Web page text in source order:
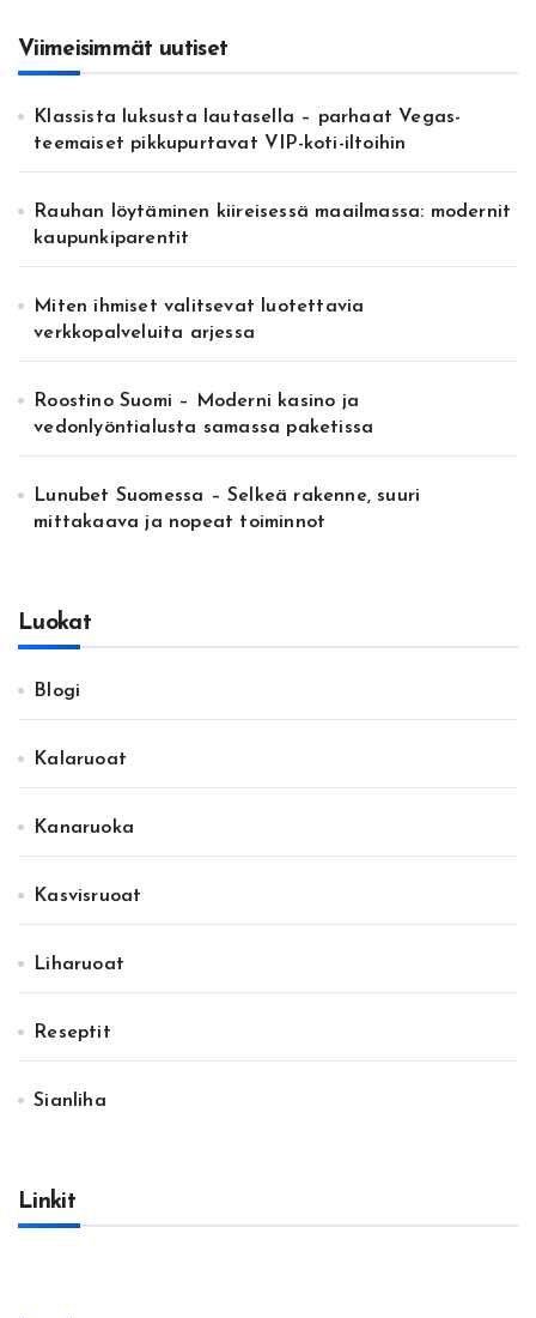
Viimeisimmät uutiset
Klassista luksusta lautasella – parhaat Vegas-
teemaiset pikkupurtavat VIP-koti-iltoihin
Rauhan löytäminen kiireisessä maailmassa: modernit
kaupunkiparentit
Miten ihmiset valitsevat luotettavia
verkkopalveluita arjessa
Roostino Suomi – Moderni kasino ja
vedonlyöntialusta samassa paketissa
Lunubet Suomessa – Selkeä rakenne, suuri
mittakaava ja nopeat toiminnot
Luokat
Blogi
Kalaruoat
Kanaruoka
Kasvisruoat
Liharuoat
Reseptit
Sianliha
Linkit